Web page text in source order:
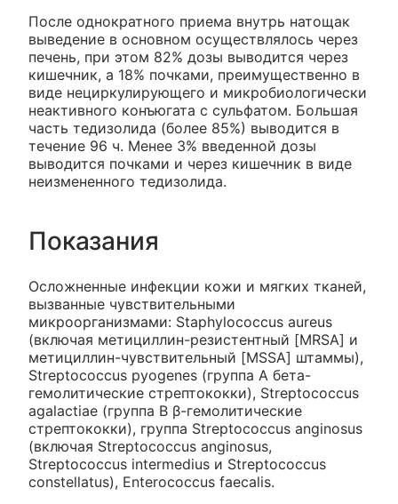
После однократного приема внутрь натощак
выведение в основном осуществлялось через
печень, при этом 82% дозы выводится через
кишечник, а 18% почками, преимущественно в
виде нециркулирующего и микробиологически
неактивного конъюгата с сульфатом. Большая
часть тедизолида (более 85%) выводится в
течение 96 ч. Менее 3% введенной дозы
выводится почками и через кишечник в виде
неизмененного тедизолида.
Показания
Осложненные инфекции кожи и мягких тканей,
вызванные чувствительными
микроорганизмами: Staphylococcus aureus
(включая метициллин-резистентный [MRSA] и
метициллин-чувствительный [MSSA] штаммы),
Streptococcus pyogenes (группа А бета-
гемолитические стрептококки), Streptococcus
agalactiae (группа В β-гемолитические
стрептококки), группа Streptococcus anginosus
(включая Streptococcus anginosus,
Streptococcus intermedius и Streptococcus
constellatus), Enterococcus faecalis.